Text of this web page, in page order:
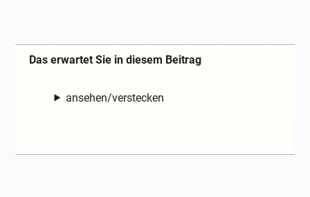
Das erwartet Sie in diesem Beitrag
ansehen/verstecken